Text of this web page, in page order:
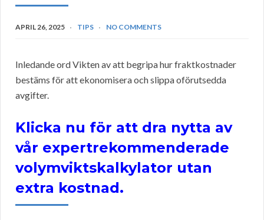
APRIL 26, 2025 TIPS NO COMMENTS
Inledande ord Vikten av att begripa hur fraktkostnader
bestäms för att ekonomisera och slippa oförutsedda
avgifter.
Klicka nu för att dra nytta av
vår expertrekommenderade
volymviktskalkylator utan
extra kostnad.